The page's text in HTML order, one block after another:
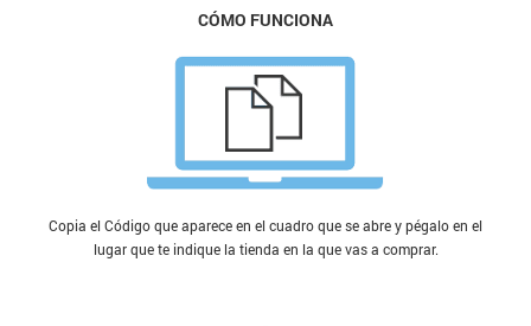
CÓMO FUNCIONA
Copia el Código que aparece en el cuadro que se abre y pégalo en el
lugar que te indique la tienda en la que vas a comprar.